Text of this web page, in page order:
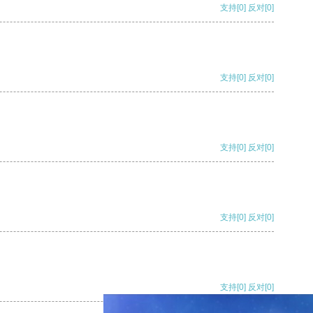
支持[0] 反对[0]
支持[0] 反对[0]
支持[0] 反对[0]
支持[0] 反对[0]
支持[0] 反对[0]